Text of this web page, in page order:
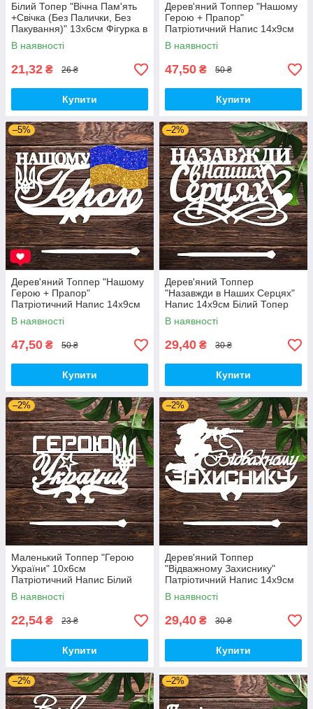
Білий Топер "Вічна Пам'ять
+Свічка (Без Палички, Без
Пакування)" 13х6см Фігурка в
Букет Квіти Напис для Торта
з ЛДВП Військовому
В наявності
21,32 ₴ 26 ₴
Купити
Дерев'яний Топпер "Нашому
Герою + Прапор"
Патріотичний Напис 14х9см
Білий Топер для Торта, у
Букет Квіти Фігурка Захиснику
України
В наявності
47,50 ₴ 50 ₴
Купити
–5%
Дерев'яний Топпер "Нашому
Герою + Прапор"
Патріотичний Напис 14х9см
Білий Топер для Торта, у
Букет Квіти Фігурка Захиснику
України
В наявності
47,50 ₴ 50 ₴
Купити
–2%
Дерев'яний Топпер
"Назавжди в Наших Серцях"
Напис 14х9см Білий Топер
для Торта, у Букет Квіти
Фігурка Захиснику
В наявності
29,40 ₴ 30 ₴
Купити
–2%
Маленький Топпер "Герою
України" 10х6см
Патріотичний Напис Білий
Топер для Торта, у Букет
Квіти Фігурка Захиснику
В наявності
22,54 ₴ 23 ₴
Купити
–2%
Дерев'яний Топпер
"Відважному Захиснику"
Патріотичний Напис 14х9см
Білий Топер для Торта, у
Букет Квіти Фігурка Герою
України
В наявності
29,40 ₴ 30 ₴
Купити
–2% –2%